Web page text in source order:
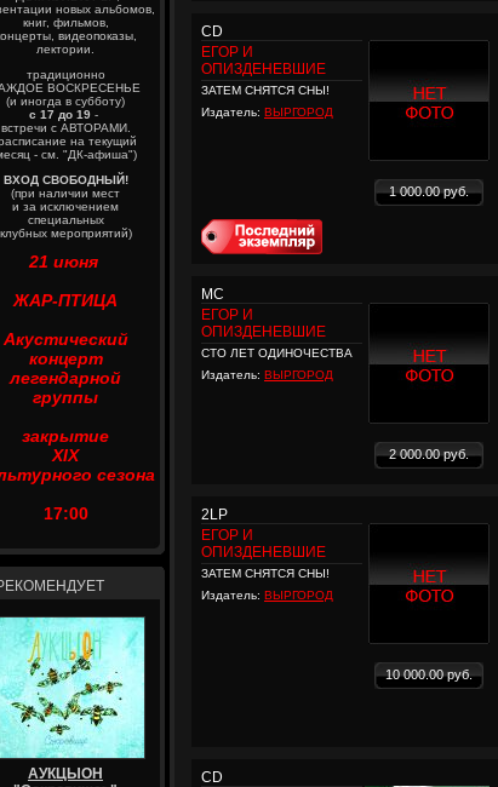
новых альбомов,
книг, фильмов,
видеопоказы,
лектории.
традиционно
ВОСКРЕСЕНЬЕ
(и иногда в субботу)
с 17 до 19 -
встречи с АВТОРАМИ.
на текущий
- см. "ДК-афиша")
ВХОД СВОБОДНЫЙ!
(при наличии мест
и за исключением
специальных
клубных мероприятий)
21 июня
ЖАР-ПТИЦА
Акустический
концерт
легендарной
группы
закрытие
XIX
сезона
17:00
АУКЦЫОН
CD
ЕГОР И
ОПИЗДЕНЕВШИЕ
ЗАТЕМ СНЯТСЯ СНЫ!
Издатель: ВЫРГОРОД
1 000.00 руб.
MC
ЕГОР И
ОПИЗДЕНЕВШИЕ
СТО ЛЕТ ОДИНОЧЕСТВА
Издатель: ВЫРГОРОД
2 000.00 руб.
2LP
ЕГОР И
ОПИЗДЕНЕВШИЕ
ЗАТЕМ СНЯТСЯ СНЫ!
Издатель: ВЫРГОРОД
10 000.00 руб.
CD